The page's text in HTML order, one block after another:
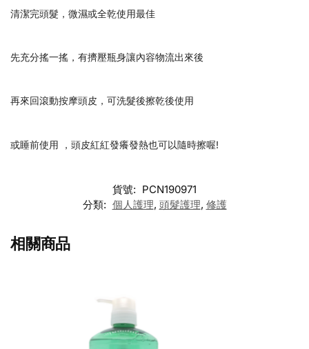
清潔完頭髮，微濕或全乾使用最佳
先充分搖一搖，有擠壓瓶身讓內容物流出來後
再來回滾動按摩頭皮，可洗髮後擦乾後使用
或睡前使用 ，頭皮紅紅發癢發熱也可以隨時擦喔!
貨號: PCN190971
分類: 個人護理, 頭髮護理, 修護
相關商品